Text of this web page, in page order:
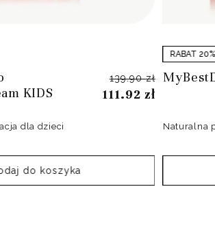
KIDS
139.90zł
cena
139.90
111.92 zł
Aktualna
cena
111.92 zł.
dla dzieci
do koszyka
RABAT 20%
Naturalna